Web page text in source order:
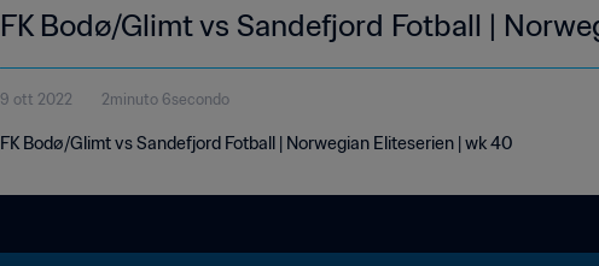
FK Bodø/Glimt vs Sandefjord Fotball |
9 ott 2022 2minuto 6secondo
FK Bodø/Glimt vs Sandefjord Fotball | Norwegian Eliteserien | wk 40